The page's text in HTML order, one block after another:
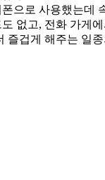
으로 사용했는데
없고, 전화 가게
즐겁게 해주는 일